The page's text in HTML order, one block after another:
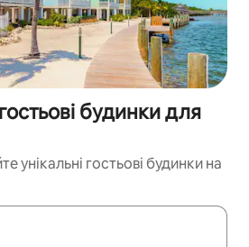
будинки для
унікальні гостьові будинки на
пошуку, використовуйте для